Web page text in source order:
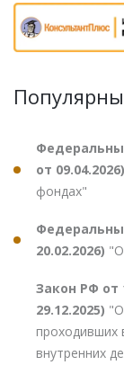
от 09.04.2026)
фондах"
20.02.2026)
Закон РФ от
29.12.2025)
проходивших
внутренних